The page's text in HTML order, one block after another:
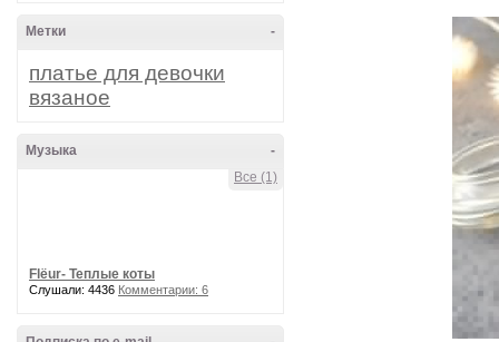
-
Метки
платье для девочки
вязаное
-
Музыка
Все (1)
Flёur- Теплые коты
Слушали: 4436 Комментарии: 6